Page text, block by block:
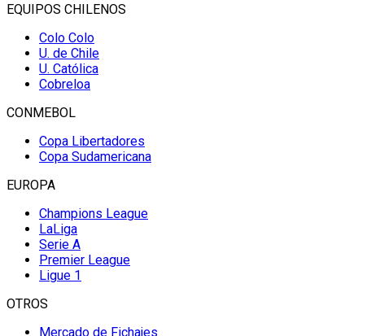
EQUIPOS CHILENOS
Colo Colo
U. de Chile
U. Católica
Cobreloa
CONMEBOL
Copa Libertadores
Copa Sudamericana
EUROPA
Champions League
LaLiga
Serie A
Premier League
Ligue 1
OTROS
Mercado de Fichajes